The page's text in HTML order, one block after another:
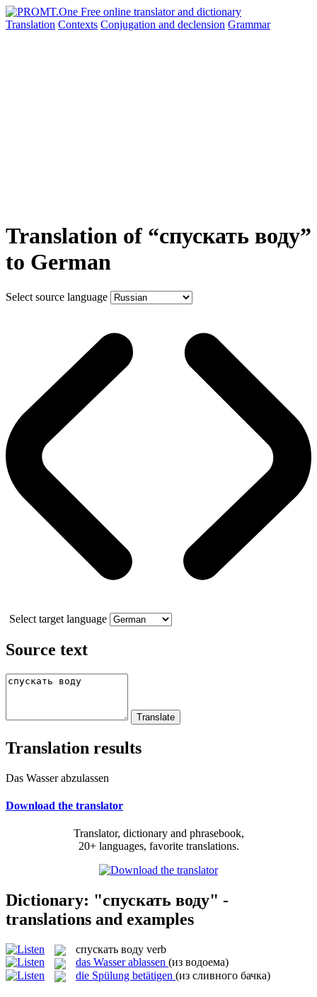
Translation Contexts Conjugation and declension Grammar
Translation of “спускать воду”
to German
Select source language
Select target language
Source text
Translation results
Das Wasser abzulassen
Download the translator
Translator, dictionary and phrasebook,
20+ languages, favorite translations.
Dictionary: "спускать воду" -
translations and examples
спускать воду verb
das Wasser ablassen (из водоема)
die Spülung betätigen (из сливного бачка)